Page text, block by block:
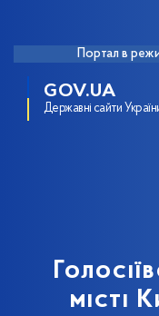
Портал в
GOV.UA
Державні сайти
місті